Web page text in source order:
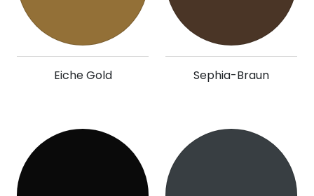
Eiche Gold Sephia-Braun